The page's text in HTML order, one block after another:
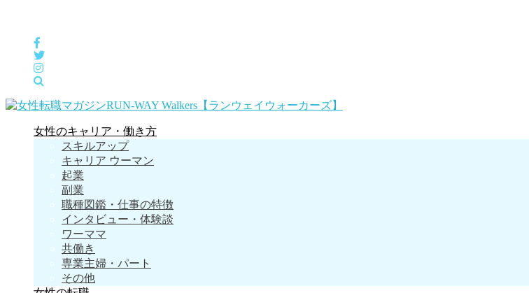
女性のキャリア・働き方
スキルアップ
キャリア ウーマン
起業
副業
職種図鑑・仕事の特徴
インタビュー・体験談
ワーママ
共働き
専業主婦・パート
その他